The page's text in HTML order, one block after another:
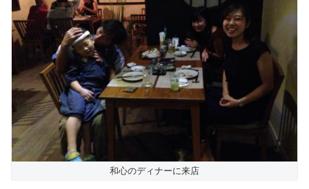
和心のディナーに来店